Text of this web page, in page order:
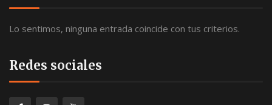
Lo sentimos, ninguna entrada coincide con tus criterios.
Redes sociales